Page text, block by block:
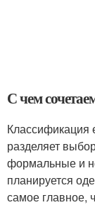
С чем
Классификация
разделяет
формальные и
планируется
самое главное,